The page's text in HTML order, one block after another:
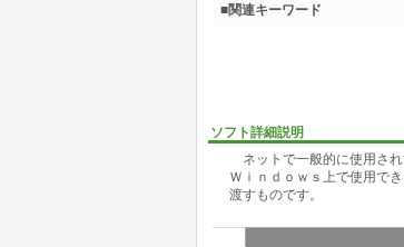
ソフト詳細説明
ネットで一般的に使用され
Ｗｉｎｄｏｗｓ上で使用で
渡すものです。
■関連キーワード